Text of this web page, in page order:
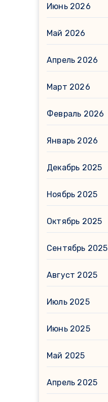
Июнь 2026
Май 2026
Апрель 2026
Март 2026
Февраль 2026
Январь 2026
Декабрь 2025
Ноябрь 2025
Октябрь 2025
Сентябрь 2025
Август 2025
Июль 2025
Июнь 2025
Май 2025
Апрель 2025